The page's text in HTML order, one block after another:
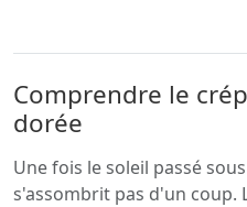
Comprendre le
dorée
Une fois le soleil passé
s'assombrit pas d'un coup.